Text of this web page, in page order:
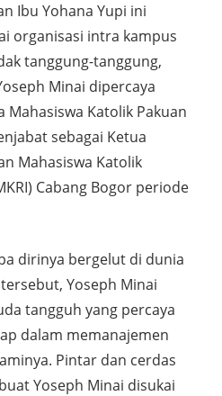
Ibu Yohana Yupi ini
organisasi intra kampus
tanggung-tanggung,
Minai dipercaya
Mahasiswa Katolik Pakuan
sebagai Ketua
Mahasiswa Katolik
Cabang Bogor periode
dirinya bergelut di dunia
Yoseph Minai
tangguh yang percaya
dalam memanajemen
Pintar dan cerdas
Yoseph Minai disukai